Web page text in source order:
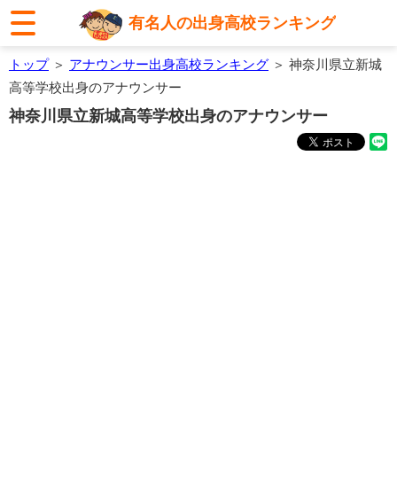
有名人の出身高校ランキング
トップ＞ アナウンサー出身高校ランキング ＞ 神奈川県立新城
高等学校出身のアナウンサー
神奈川県立新城高等学校出身のアナウンサー